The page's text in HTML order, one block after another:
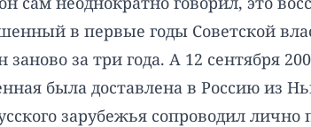
в первые годы Советской
за три года. А 12 сентября
была доставлена в Россию из
зарубежья сопроводил